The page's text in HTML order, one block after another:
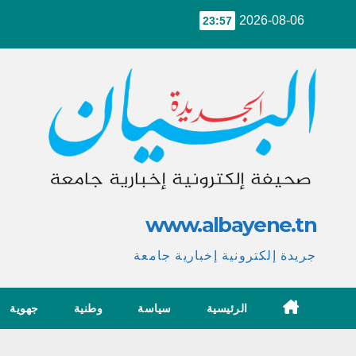
2026-08-06
23:57
www.albayene.tn
جريدة إلكترونية إخبارية جامعة
الرئيسية سياسة وطنية جهوية